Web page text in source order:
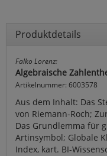
Produktdetails
Falko Lorenz:
Algebraische
Artikelnummer: 6003578
Aus dem Inhalt: Das
von Riemann-Roch;
Das Grundlemma für
Artinsymbol; Globale
Index, kart. BI-